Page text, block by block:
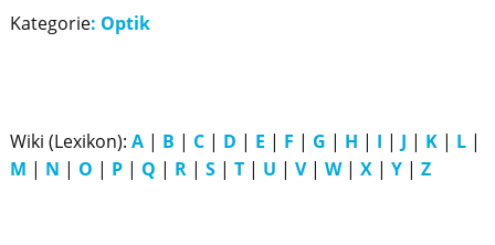
Kategorie: Optik
Wiki (Lexikon): A| B | C| D | E | F | G | H | I | J | K| L|
M | N | O | P| Q | R| S| T| U | V| W| X| Y| Z